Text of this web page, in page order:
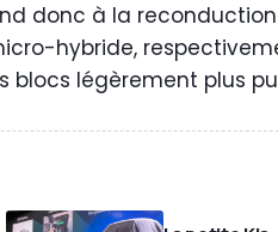
donc à la reconduction
hybride,
blocs légèrement plus